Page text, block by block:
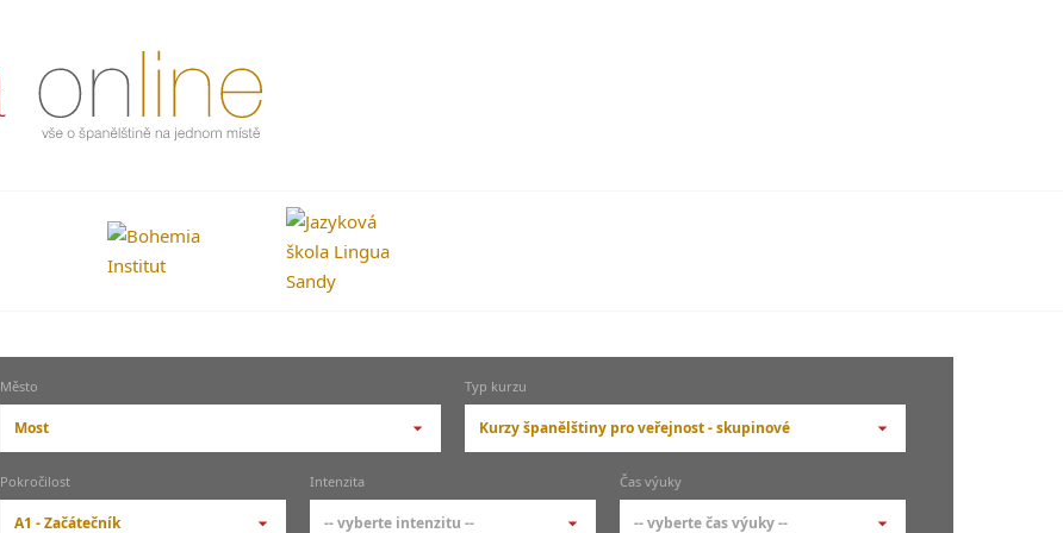
Město
Most
-- vyberte město --
pražské městské části
Typ kurzu
Kurzy španělštiny pro veřejnost - skupinové
základní členění kurzů
Pokročilost
A1 - Začátečník
Intenzita
-- vyberte intenzitu --
Čas výuky
-- vyberte čas výuky --